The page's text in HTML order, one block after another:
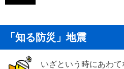
「知る防災」地震
いざという時にあわて